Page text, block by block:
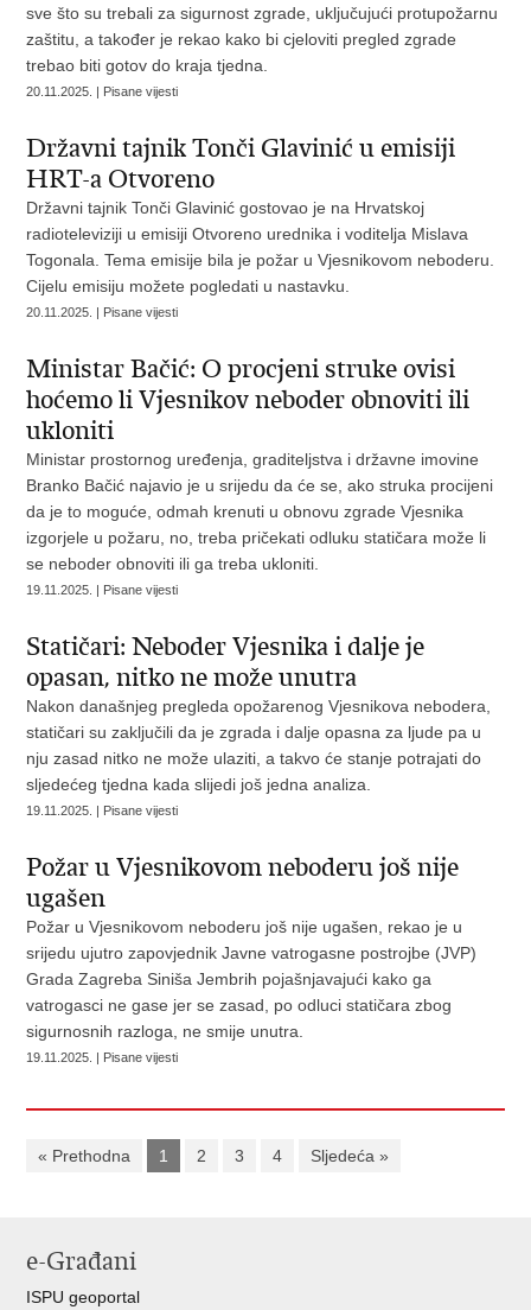
sve što su trebali za sigurnost zgrade, uključujući protupožarnu
zaštitu, a također je rekao kako bi cjeloviti pregled zgrade
trebao biti gotov do kraja tjedna.
20.11.2025. | Pisane vijesti
Državni tajnik Tonči Glavinić u emisiji
HRT-a Otvoreno
Državni tajnik Tonči Glavinić gostovao je na Hrvatskoj
radioteleviziji u emisiji Otvoreno urednika i voditelja Mislava
Togonala. Tema emisije bila je požar u Vjesnikovom neboderu.
Cijelu emisiju možete pogledati u nastavku.
20.11.2025. | Pisane vijesti
Ministar Bačić: O procjeni struke ovisi
hoćemo li Vjesnikov neboder obnoviti ili
ukloniti
Ministar prostornog uređenja, graditeljstva i državne imovine
Branko Bačić najavio je u srijedu da će se, ako struka procijeni
da je to moguće, odmah krenuti u obnovu zgrade Vjesnika
izgorjele u požaru, no, treba pričekati odluku statičara može li
se neboder obnoviti ili ga treba ukloniti.
19.11.2025. | Pisane vijesti
Statičari: Neboder Vjesnika i dalje je
opasan, nitko ne može unutra
Nakon današnjeg pregleda opožarenog Vjesnikova nebodera,
statičari su zaključili da je zgrada i dalje opasna za ljude pa u
nju zasad nitko ne može ulaziti, a takvo će stanje potrajati do
sljedećeg tjedna kada slijedi još jedna analiza.
19.11.2025. | Pisane vijesti
Požar u Vjesnikovom neboderu još nije
ugašen
Požar u Vjesnikovom neboderu još nije ugašen, rekao je u
srijedu ujutro zapovjednik Javne vatrogasne postrojbe (JVP)
Grada Zagreba Siniša Jembrih pojašnjavajući kako ga
vatrogasci ne gase jer se zasad, po odluci statičara zbog
sigurnosnih razloga, ne smije unutra.
19.11.2025. | Pisane vijesti
« Prethodna 1 2 3 4 Sljedeća »
e-Građani
ISPU geoportal